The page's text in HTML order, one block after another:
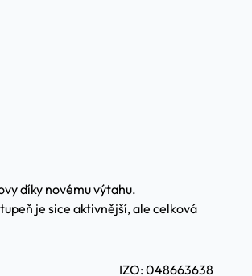
díky novému výtahu.
je sice aktivnější, ale celková
IZO: 048663638